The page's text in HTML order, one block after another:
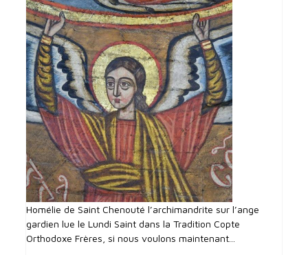
Homélie de Saint Chenouté l’archimandrite sur l’ange
gardien lue le Lundi Saint dans la Tradition Copte
Orthodoxe Frères, si nous voulons maintenant...